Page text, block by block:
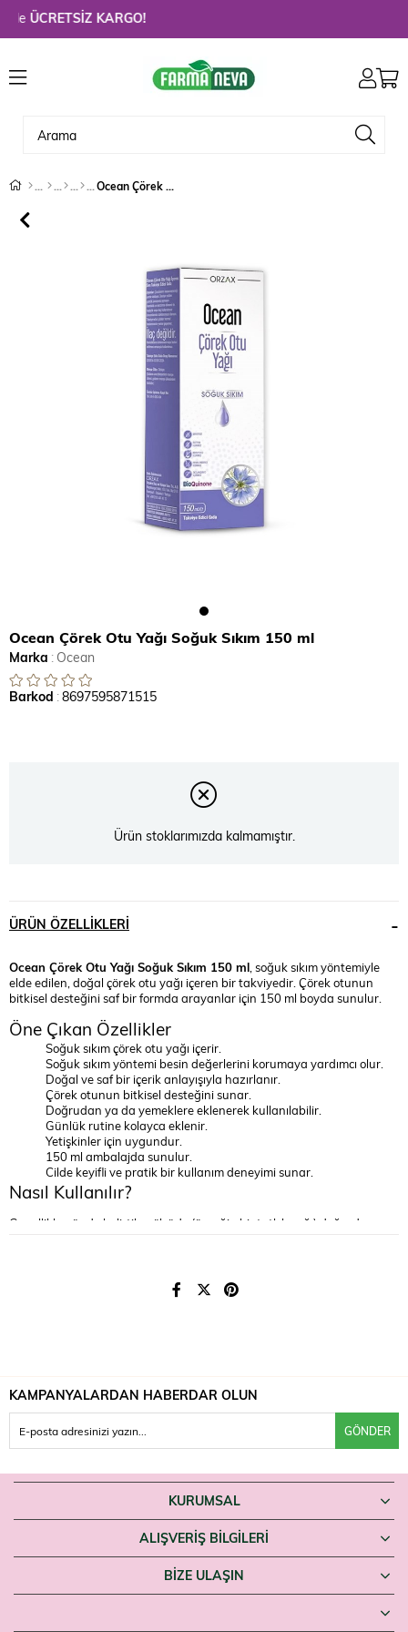
ÜCRETSİZ KARGO!
Ocean Çörek Otu Yağı Soğuk Sıkım 150 ml
Ocean Çörek Otu Yağı Soğuk Sıkım 150 ml
Marka : Ocean
Barkod :8697595871515
Ürün stoklarımızda kalmamıştır.
ÜRÜN ÖZELLIKLERI
Ocean Çörek Otu Yağı Soğuk Sıkım 150 ml , soğuk sıkım yöntemiyle
elde edilen, doğal çörek otu yağı içeren bir takviyedir. Çörek otunun
bitkisel desteğini saf bir formda arayanlar için 150 ml boyda sunulur.
Öne Çıkan Özellikler
Soğuk sıkım çörek otu yağı içerir.
Soğuk sıkım yöntemi besin değerlerini korumaya yardımcı olur.
Doğal ve saf bir içerik anlayışıyla hazırlanır.
Çörek otunun bitkisel desteğini sunar.
Doğrudan ya da yemeklere eklenerek kullanılabilir.
Günlük rutine kolayca eklenir.
Yetişkinler için uygundur.
150 ml ambalajda sunulur.
Cilde keyifli ve pratik bir kullanım deneyimi sunar.
Nasıl Kullanılır?
Genellikle günde belirtilen ölçüde (örneğin bir tatlı kaşığı) doğrudan ya
KAMPANYALARDAN HABERDAR OLUN
GÖNDER
KURUMSAL
ALIŞVERİŞ BİLGİLERİ
BIZE ULAŞIN